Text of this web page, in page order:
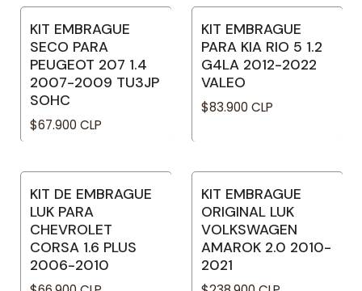
KIT EMBRAGUE
SECO PARA
PEUGEOT 207 1.4
2007-2009 TU3JP
SOHC
$67.900 CLP
KIT EMBRAGUE
PARA KIA RIO 5 1.2
G4LA 2012-2022
VALEO
$83.900 CLP
KIT DE EMBRAGUE
LUK PARA
CHEVROLET
CORSA 1.6 PLUS
2006-2010
KIT EMBRAGUE
ORIGINAL LUK
VOLKSWAGEN
AMAROK 2.0 2010-
2021